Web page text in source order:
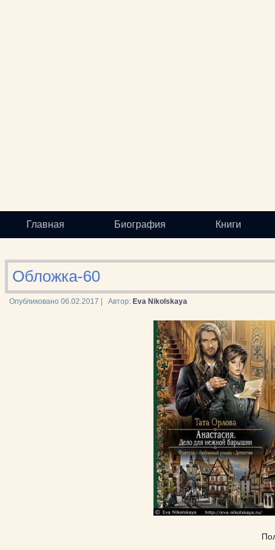
Главная Биография Книги
Обложка-60
Опубликовано 06.02.2017 Автор: Eva Nikolskaya